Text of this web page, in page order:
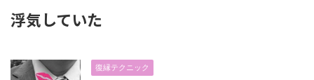
浮気していた
復縁テクニック